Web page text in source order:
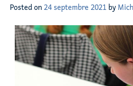
Posted on24 septembre 2021 by